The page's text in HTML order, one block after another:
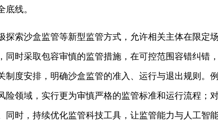
线。
探索沙盒监管等新型监管方式，允许相关主体在限定
同时采取包容审慎的监管措施，在可控范围容错纠错
制度安排，明确沙盒监管的准入、运行与退出规则。
险领域，实行更为审慎严格的监管标准和运行流程；
同时，持续优化监管科技工具，让监管能力与人工智